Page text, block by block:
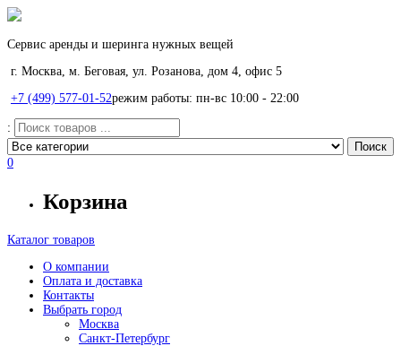
Сервис аренды и шеринга нужных вещей
г. Москва, м. Беговая, ул. Розанова, дом 4, офис 5
+7 (499) 577-01-52режим работы: пн-вс 10:00 - 22:00
:
0
Корзина
Каталог товаров
О компании
Оплата и доставка
Контакты
Выбрать город
Москва
Санкт-Петербург